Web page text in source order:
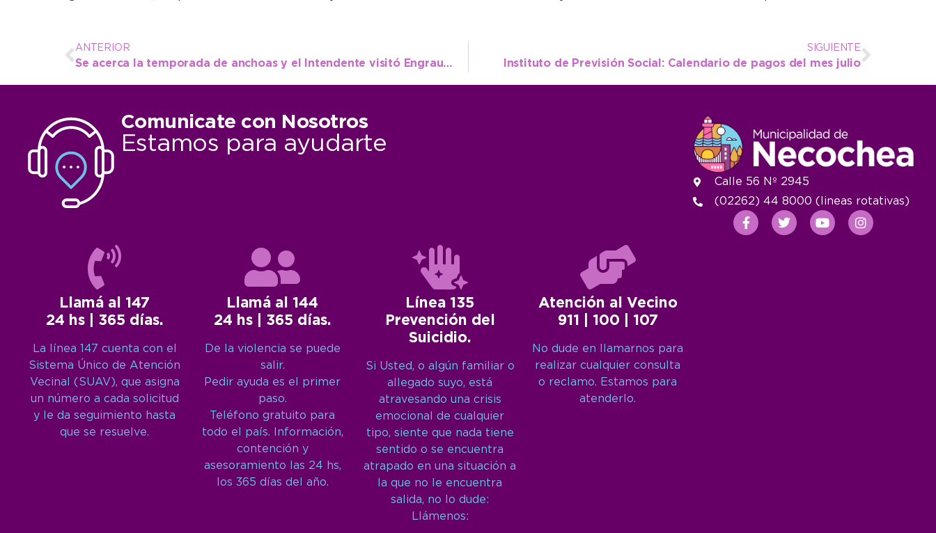
ANTERIOR
Se acerca la temporada de anchoas y el Intendente visitó Engraucoop
SIGUIENTE
Instituto de Previsión Social: Calendario de pagos del mes julio
Comunicate con Nosotros
Estamos para ayudarte
Llamá al 147
24 hs | 365 días.
La línea 147 cuenta con el
Sistema Único de Atención
Vecinal (SUAV), que asigna
un número a cada solicitud
y le da seguimiento hasta
que se resuelve.
Llamá al 144
24 hs | 365 días.
De la violencia se puede
salir.
Pedir ayuda es el primer
paso.
Teléfono gratuito para
todo el país. Información,
contención y
asesoramiento las 24 hs,
los 365 días del año.
Línea 135
Prevención del
Suicidio.
Si Usted, o algún familiar o
allegado suyo, está
atravesando una crisis
emocional de cualquier
tipo, siente que nada tiene
sentido o se encuentra
atrapado en una situación a
la que no le encuentra
salida, no lo dude:
Llámenos:
Atención al Vecino
911 | 100 | 107
No dude en llamarnos para
realizar cualquier consulta
o reclamo. Estamos para
atenderlo.
Calle 56 Nº 2945
(02262) 44 8000 (lineas rotativas)